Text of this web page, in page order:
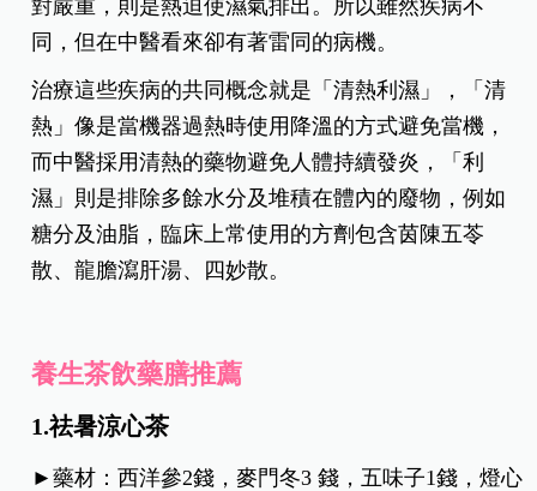
對嚴重，則是熱迫使濕氣排出。所以雖然疾病不
同，但在中醫看來卻有著雷同的病機。
治療這些疾病的共同概念就是「清熱利濕」，「清
熱」像是當機器過熱時使用降溫的方式避免當機，
而中醫採用清熱的藥物避免人體持續發炎，「利
濕」則是排除多餘水分及堆積在體內的廢物，例如
糖分及油脂，臨床上常使用的方劑包含茵陳五苓
散、龍膽瀉肝湯、四妙散。
養生茶飲藥膳推薦
1.祛暑涼心茶
►藥材：西洋參2錢，麥門冬3 錢，五味子1錢，燈心